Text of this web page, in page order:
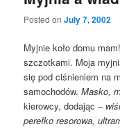
Posted onJuly 7, 2002
Myjnie koło domu
szczotkami. Moja
się pod ciśnieniem na
samochodów.Masko,
kierowcy, dodając –
perełko resorowa,